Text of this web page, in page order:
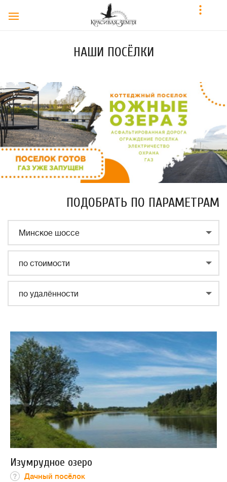
НАШИ ПОСЁЛКИ
ПОДОБРАТЬ ПО ПАРАМЕТРАМ
Минское шоссе
по стоимости
по удалённости
Изумрудное озеро
Дачный посёлок